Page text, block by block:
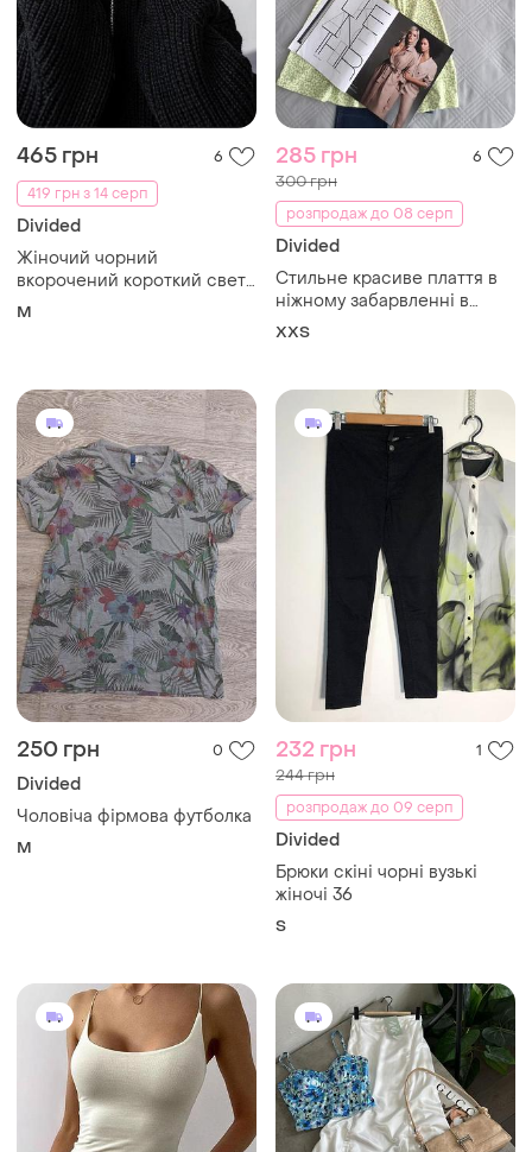
465 грн
6
419 грн з 14 серп
Divided
Жіночий чорний
вкорочений короткий светр
кофта з горлом коміром та
M
285 грн 6
300 грн
розпродаж до 08 серп
Divided
Стильне красиве плаття в
ніжному забарвленні в
розмірі xxs
XХS
250 грн 0
Divided
Чоловіча фірмова футболка
M
232 грн 1
244 грн
розпродаж до 09 серп
Divided
Брюки скіні чорні вузькі
жіночі 36
S